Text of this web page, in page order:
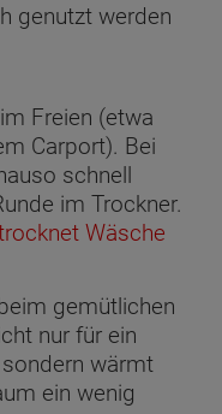
genutzt werden
Freien (etwa
Carport). Bei
schnell
im Trockner.
Wäsche
gemütlichen
nur für ein
wärmt
ein wenig